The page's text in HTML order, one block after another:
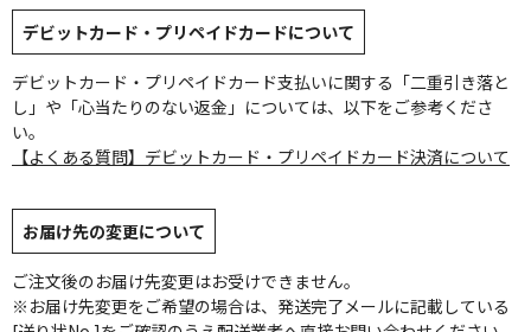
デビットカード・プリペイドカードについて
デビットカード・プリペイドカード支払いに関する「二重引き落と
し」や「心当たりのない返金」については、以下をご参考くださ
い。
【よくある質問】デビットカード・プリペイドカード決済について
お届け先の変更について
ご注文後のお届け先変更はお受けできません。
※お届け先変更をご希望の場合は、発送完了メールに記載している